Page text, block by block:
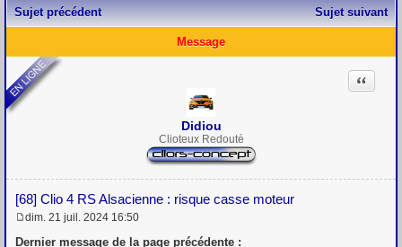
Sujet précédent Sujet suivant
Message
Didiou
Clioteux Redouté
[68] Clio 4 RS Alsacienne : risque casse moteur
Citation
e
dim. 21 juil. 2024 16:50
Dernier message de la page précédente :